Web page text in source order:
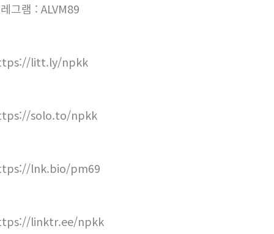
그램 : ALVM89
litt.ly/npkk
solo.to/npkk
lnk.bio/pm69
linktr.ee/npkk